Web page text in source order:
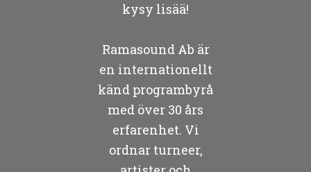
kysy lisää!
Ramasound Ab är
en internationellt
känd programbyrå
med över 30 års
erfarenhet. Vi
ordnar turneer,